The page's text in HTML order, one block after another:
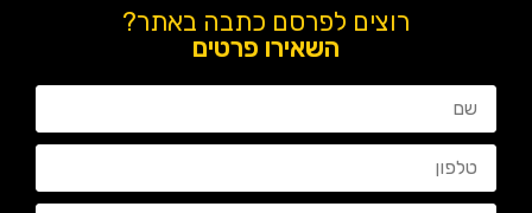
רוצים לפרסם כתבה באתר?
השאירו פרטים